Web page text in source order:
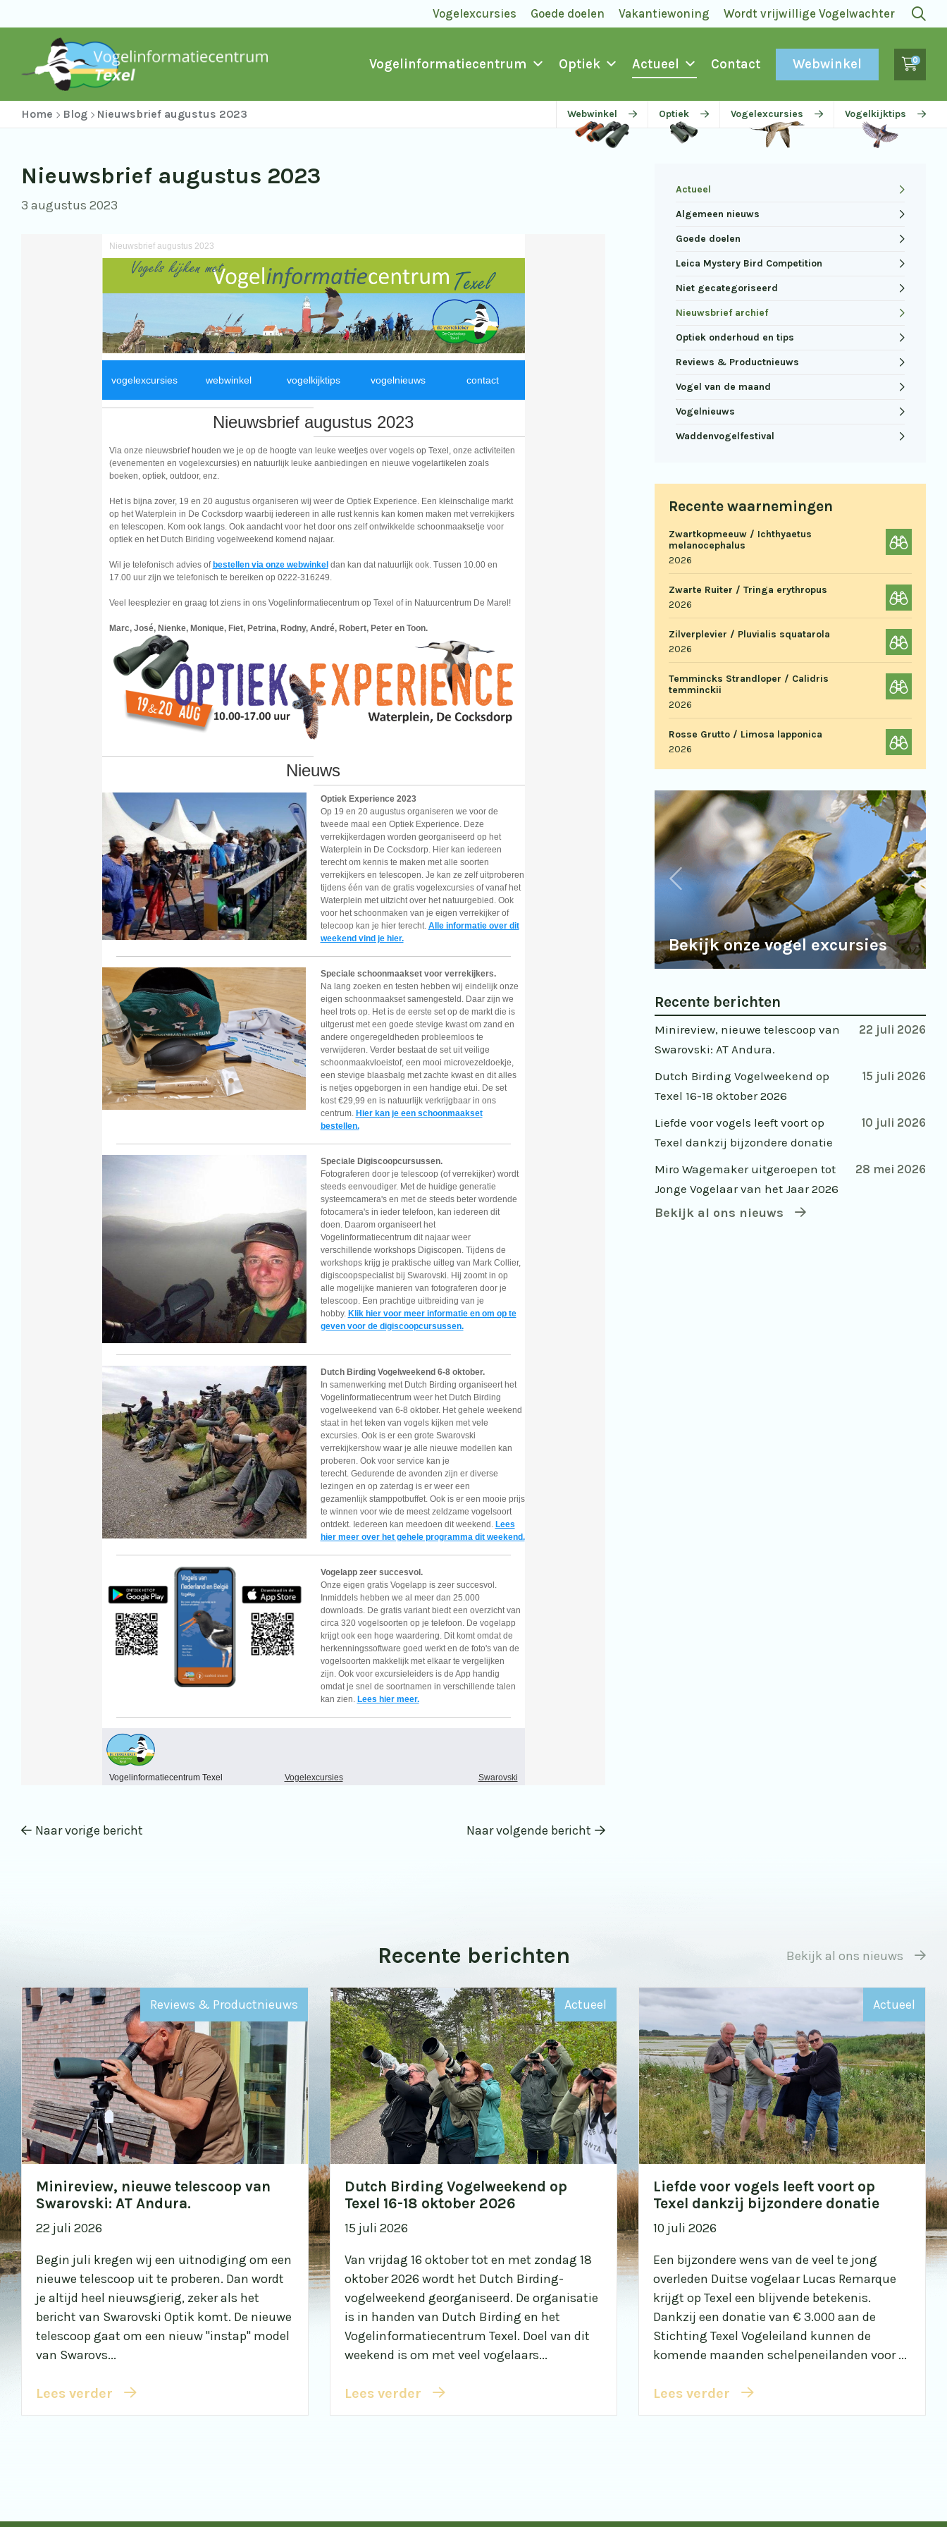
Vogelexcursies Goede doelen Vakantiewoning Wordt vrijwillige Vogelwachter
Vogelinformatiecentrum Optiek Actueel Contact Webwinkel 0
Home Blog Nieuwsbrief augustus 2023 Webwinkel Optiek Vogelexcursies Vogelkijktips
Actueel
Algemeen nieuws
Goede doelen
Leica Mystery Bird Competition
Niet gecategoriseerd
Nieuwsbrief archief
Optiek onderhoud en tips
Reviews & Productnieuws
Vogel van de maand
Vogelnieuws
Waddenvogelfestival
Recente waarnemingen
Zwartkopmeeuw / Ichthyaetus
melanocephalus
2026
Zwarte Ruiter / Tringa erythropus
2026
Zilverplevier / Pluvialis squatarola
2026
Temmincks Strandloper / Calidris
temminckii
2026
Rosse Grutto / Limosa lapponica
2026
Bekijk onze vogel kijktips Bekijk onze vogel excursies
Recente berichten
Minireview, nieuwe telescoop van
Swarovski: AT Andura.
22 juli 2026
Dutch Birding Vogelweekend op
Texel 16-18 oktober 2026
15 juli 2026
Liefde voor vogels leeft voort op
Texel dankzij bijzondere donatie
10 juli 2026
Miro Wagemaker uitgeroepen tot
Jonge Vogelaar van het Jaar 2026
28 mei 2026
Bekijk al ons nieuws
Nieuwsbrief augustus 2023
3 augustus 2023
Naar vorige bericht Naar volgende bericht
Recente berichten Bekijk al ons nieuws
Reviews & Productnieuws
Minireview, nieuwe telescoop van
Swarovski: AT Andura.
22 juli 2026
Begin juli kregen wij een uitnodiging om een
nieuwe telescoop uit te proberen. Dan wordt
je altijd heel nieuwsgierig, zeker als het
bericht van Swarovski Optik komt. De nieuwe
telescoop gaat om een nieuw "instap" model
van Swarovs...
Lees verder
Actueel
Dutch Birding Vogelweekend op
Texel 16-18 oktober 2026
15 juli 2026
Van vrijdag 16 oktober tot en met zondag 18
oktober 2026 wordt het Dutch Birding-
vogelweekend georganiseerd. De organisatie
is in handen van Dutch Birding en het
Vogelinformatiecentrum Texel. Doel van dit
weekend is om met veel vogelaars...
Lees verder
Actueel
Liefde voor vogels leeft voort op
Texel dankzij bijzondere donatie
10 juli 2026
Een bijzondere wens van de veel te jong
overleden Duitse vogelaar Lucas Remarque
krijgt op Texel een blijvende betekenis.
Dankzij een donatie van € 3.000 aan de
Stichting Texel Vogeleiland kunnen de
komende maanden schelpeneilanden voor ...
Lees verder